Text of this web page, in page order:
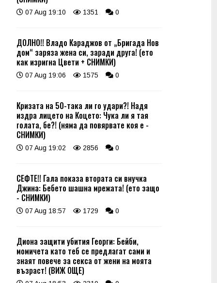
07 Aug 19:10 1351 0
ДОЛНО!! Владо Караджов от „Бригада Нов
дом“ заряза жена си, заради друга! (ето
как изригна Цвети + СНИМКИ)
07 Aug 19:06 1575 0
Кризата на 50-така ли го удари?! Надя
издра лицето на Коцето: Чука ли я тая
голата, бе?! (няма да повярвате коя е -
СНИМКИ)
07 Aug 19:02 2856 0
СЕФТЕ!! Гала показа втората си внучка
Джина: Бебето шашна мрежата! (ето защо
- СНИМКИ)
07 Aug 18:57 1729 0
Диона защити убития Георги: Бейби,
момичета като теб се предлагат сами и
знаят повече за секса от жени на моята
възраст! (ВИЖ ОЩЕ)